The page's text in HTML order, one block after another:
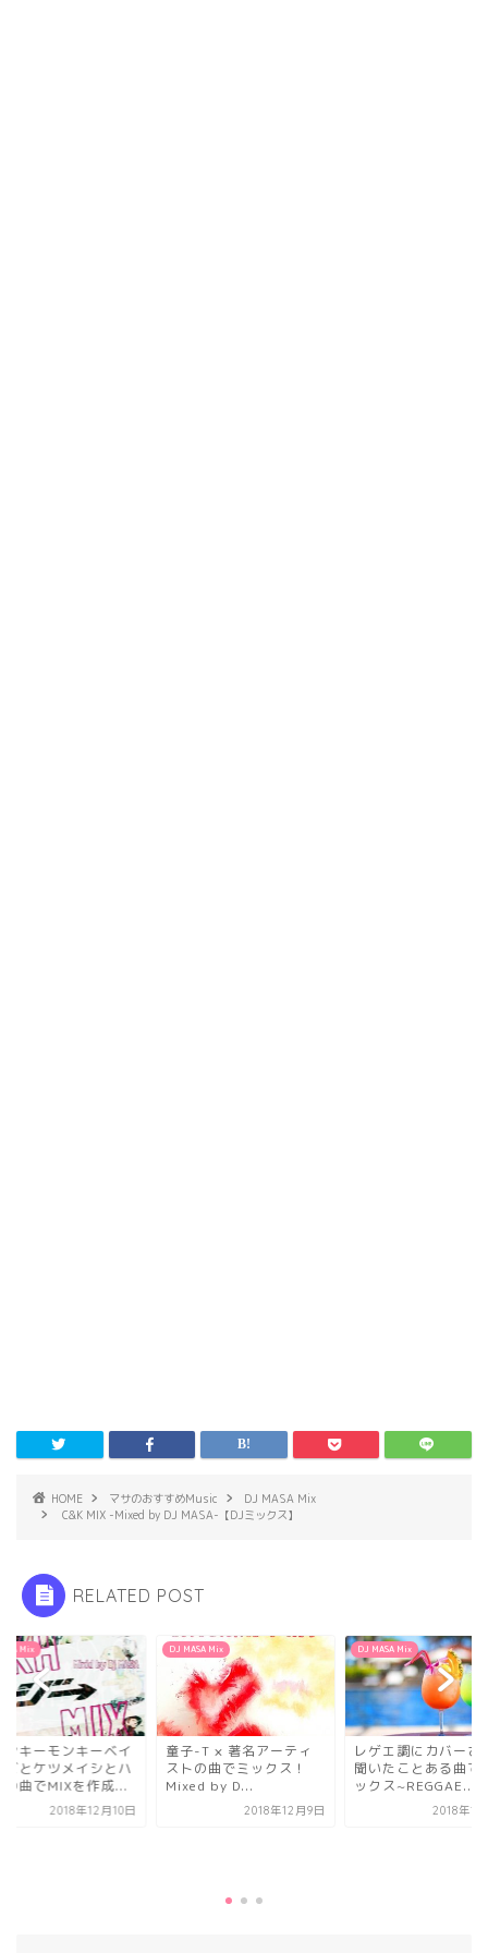
HOME マサのおすすめMusic
DJ MASA Mix
C&K MIX -Mixed by DJ MASA-【DJミックス】
RELATED POST
Mix
ンキーモンキーベイ
ズとケツメイシとハ
の曲でMIXを作成...
2018年12月10日
DJ MASA Mix
童子-T × 著名アーティ
ストの曲でミックス！
Mixed by D...
2018年12月9日
DJ MASA Mix
レゲエ調にカバーさ
聞いたことある曲で
ックス~REGGAE...
2018年12